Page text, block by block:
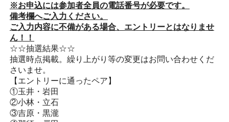
※お申込には参加者全員の電話番号が必要です。
備考欄へご入力ください。
ご入力内容に不備がある場合、 エントリーとはなりませ
ん！！
☆☆抽選結果☆☆
抽選時点掲載。繰り上がり等の変更はお問い合わせくだ
さいませ。
【エントリーに通ったペア】
①玉井・岩田
②小林・立石
③吉原・黒瀧